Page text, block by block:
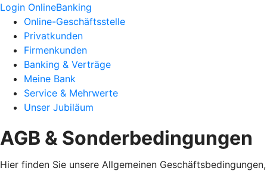
Login OnlineBanking
Online-Geschäftsstelle
Privatkunden
Firmenkunden
Banking & Verträge
Meine Bank
Service & Mehrwerte
Unser Jubiläum
AGB & Sonderbedingungen
Hier finden Sie unsere Allgemeinen Geschäftsbedingungen,